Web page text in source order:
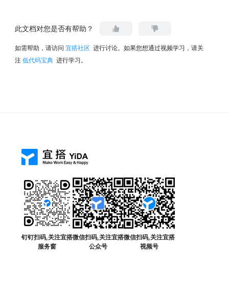
此文档对您是否有帮助？
如需帮助，请访问 宜搭社区 进行讨论。如果您想通过视频学习，请关
注 低代码宝典 进行学习。
钉钉扫码,关注宜搭
服务窗
微信扫码,关注宜搭
公众号
微信扫码,关注宜搭
视频号